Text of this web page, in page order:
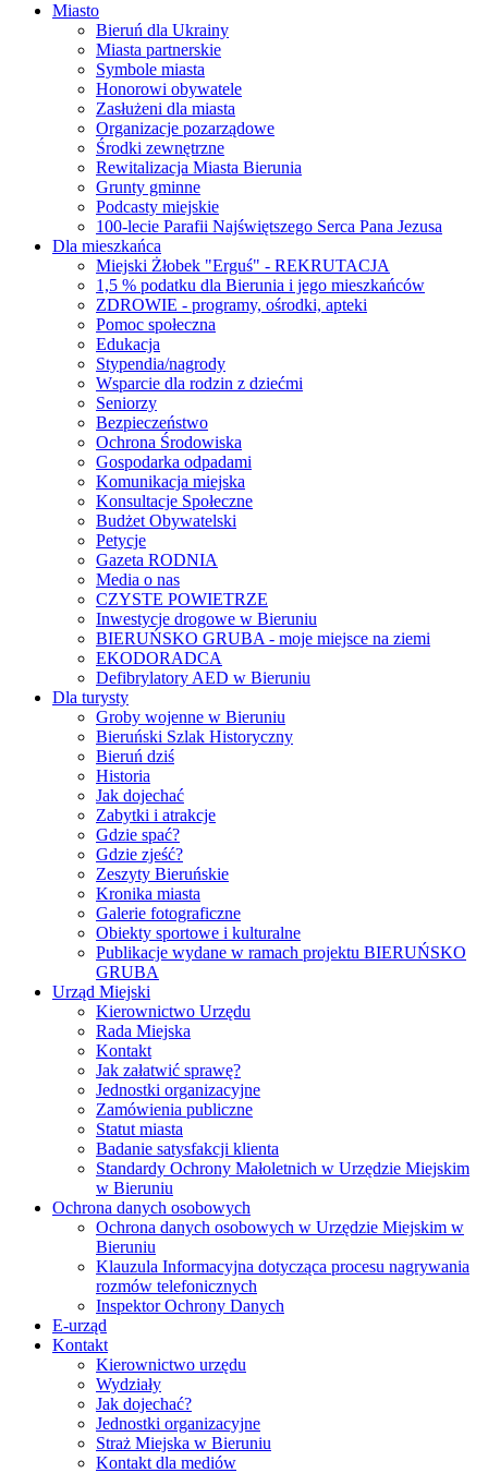
Miasto
Bieruń dla Ukrainy
Miasta partnerskie
Symbole miasta
Honorowi obywatele
Zasłużeni dla miasta
Organizacje pozarządowe
Środki zewnętrzne
Rewitalizacja Miasta Bierunia
Grunty gminne
Podcasty miejskie
100-lecie Parafii Najświętszego Serca Pana Jezusa
Dla mieszkańca
Miejski Żłobek "Erguś" - REKRUTACJA
1,5 % podatku dla Bierunia i jego mieszkańców
ZDROWIE - programy, ośrodki, apteki
Pomoc społeczna
Edukacja
Stypendia/nagrody
Wsparcie dla rodzin z dziećmi
Seniorzy
Bezpieczeństwo
Ochrona Środowiska
Gospodarka odpadami
Komunikacja miejska
Konsultacje Społeczne
Budżet Obywatelski
Petycje
Gazeta RODNIA
Media o nas
CZYSTE POWIETRZE
Inwestycje drogowe w Bieruniu
BIERUŃSKO GRUBA - moje miejsce na ziemi
EKODORADCA
Defibrylatory AED w Bieruniu
Dla turysty
Groby wojenne w Bieruniu
Bieruński Szlak Historyczny
Bieruń dziś
Historia
Jak dojechać
Zabytki i atrakcje
Gdzie spać?
Gdzie zjeść?
Zeszyty Bieruńskie
Kronika miasta
Galerie fotograficzne
Obiekty sportowe i kulturalne
Publikacje wydane w ramach projektu BIERUŃSKO
GRUBA
Urząd Miejski
Kierownictwo Urzędu
Rada Miejska
Kontakt
Jak załatwić sprawę?
Jednostki organizacyjne
Zamówienia publiczne
Statut miasta
Badanie satysfakcji klienta
Standardy Ochrony Małoletnich w Urzędzie Miejskim
w Bieruniu
Ochrona danych osobowych
Ochrona danych osobowych w Urzędzie Miejskim w
Bieruniu
Klauzula Informacyjna dotycząca procesu nagrywania
rozmów telefonicznych
Inspektor Ochrony Danych
E-urząd
Kontakt
Kierownictwo urzędu
Wydziały
Jak dojechać?
Jednostki organizacyjne
Straż Miejska w Bieruniu
Kontakt dla mediów